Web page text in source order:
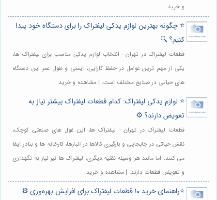
و خرید
⭐️ چگونه بهترین لوازم یدکی لیفتراک را برای دستگاه خود پیدا
کنیم؟ 🔍
قطعات لیفتراک در تهران - انتخاب لوازم یدکی مناسب برای لیفتراک ها،
یکی از مهم ترین عوامل در حفظ کارایی، ایمنی و طول عمر این دستگاه
های حیاتی در صنایع مختلف است. | مشاهده و خرید
⭐️ لوازم یدکی لیفتراک: کدام قطعات لیفتراک بیشتر نیاز به
تعویض دارند؟ ⚙️
قطعات لیفتراک در تهران - لیفتراک ها، این غول های صنعتی کوچک،
نقش حیاتی در جابجایی و بارگیری کالاها در انبارها، کارخانه ها و بنادر ایفا
می کنند. اما مانند هر وسیله نقلیه دیگری، لیفتراک ها نیز نیاز به نگهداری
و تعویض قطعات دارند. | مشاهده و خرید
⭐️راهنمای خرید 10 قطعات لیفتراک برای افزایش بهره‌وری ⚙️